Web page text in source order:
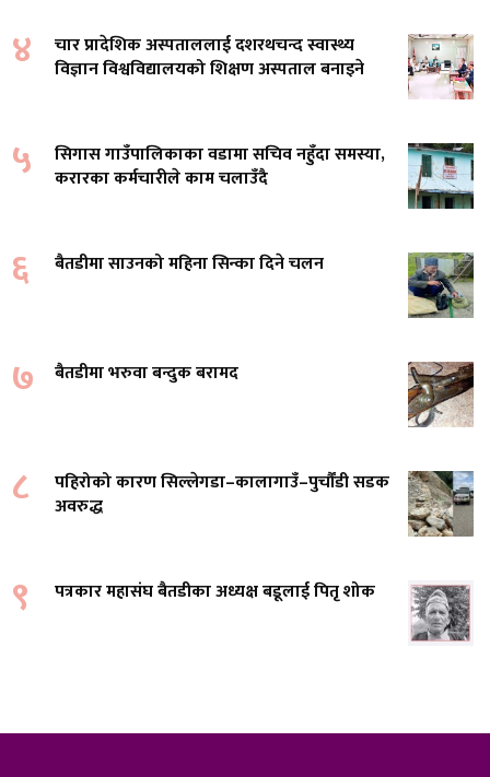
४
चार प्रादेशिक अस्पताललाई दशरथचन्द स्वास्थ्य
विज्ञान विश्वविद्यालयको शिक्षण अस्पताल बनाइने
५
सिगास गाउँपालिकाका वडामा सचिव नहुँदा समस्या,
करारका कर्मचारीले काम चलाउँदै
६ बैतडीमा साउनको महिना सिन्का दिने चलन
७ बैतडीमा भरुवा बन्दुक बरामद
८
पहिरोको कारण सिल्लेगडा–कालागाउँ–पुर्चौंडी सडक
अवरुद्ध
९ पत्रकार महासंघ बैतडीका अध्यक्ष बडूलाई पितृ शोक